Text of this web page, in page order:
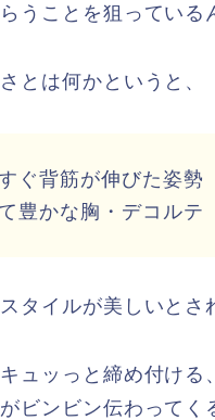
うことを狙っている
とは何かというと、
ぐ背筋が伸びた姿勢
豊かな胸・デコルテ
タイルが美しいとさ
ュッっと締め付ける
ビンビン伝わってく